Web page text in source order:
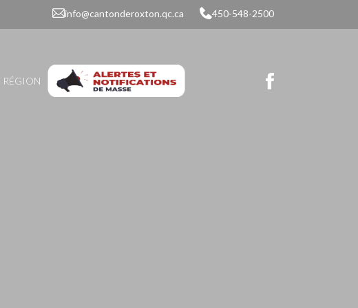
info@cantonderoxton.qc.ca 450-548-2500
RÉGION